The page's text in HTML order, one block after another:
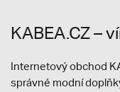
KABEA.CZ –
Internetový obchod
správné modní